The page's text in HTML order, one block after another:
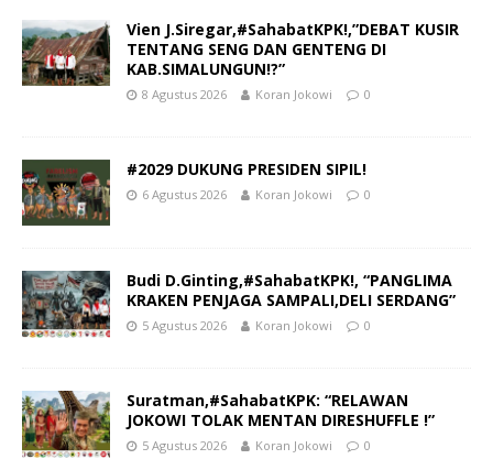
Vien J.Siregar,#SahabatKPK!,”DEBAT KUSIR
TENTANG SENG DAN GENTENG DI
KAB.SIMALUNGUN!?”
8 Agustus 2026 Koran Jokowi 0
#2029 DUKUNG PRESIDEN SIPIL!
6 Agustus 2026 Koran Jokowi 0
Budi D.Ginting,#SahabatKPK!, “PANGLIMA
KRAKEN PENJAGA SAMPALI,DELI SERDANG”
5 Agustus 2026 Koran Jokowi 0
Suratman,#SahabatKPK: “RELAWAN
JOKOWI TOLAK MENTAN DIRESHUFFLE !”
5 Agustus 2026 Koran Jokowi 0